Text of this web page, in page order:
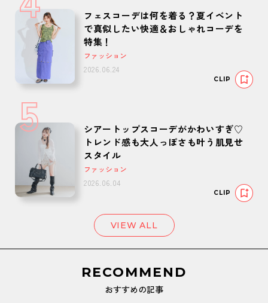
フェスコーデは何を着る？夏イベント
で真似したい快適＆おしゃれコーデを
特集！
ファッション
2026.06.24
CLIP
5
シアートップスコーデがかわいすぎ♡
トレンド感も大人っぽさも叶う肌見せ
スタイル
ファッション
2026.06.04
CLIP
VIEW ALL
RECOMMEND
おすすめの記事